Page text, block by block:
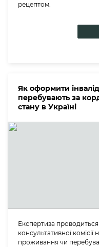
рецептом.
Як оформити
перебувають за
стану в Україні
Експертиза
консультативної комісії
проживання чи